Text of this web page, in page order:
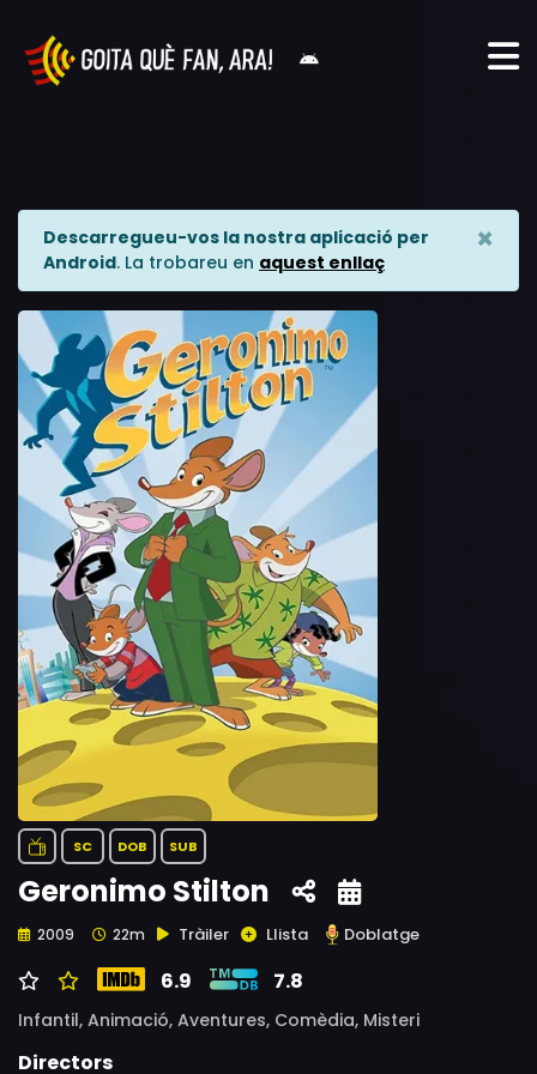
Descarregueu-vos la nostra aplicació per
Android. La trobareu en aquest enllaç
×
SC DOB SUB
Geronimo Stilton
2009 22m Tràiler Llista Doblatge
6.9 7.8
Infantil, Animació, Aventures, Comèdia, Misteri
Directors